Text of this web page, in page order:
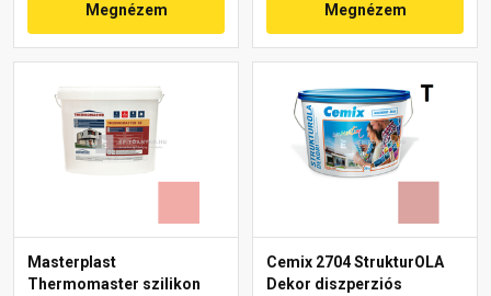
Megnézem Megnézem
Masterplast
Thermomaster szilikon
Cemix 2704 StrukturOLA
Dekor diszperziós